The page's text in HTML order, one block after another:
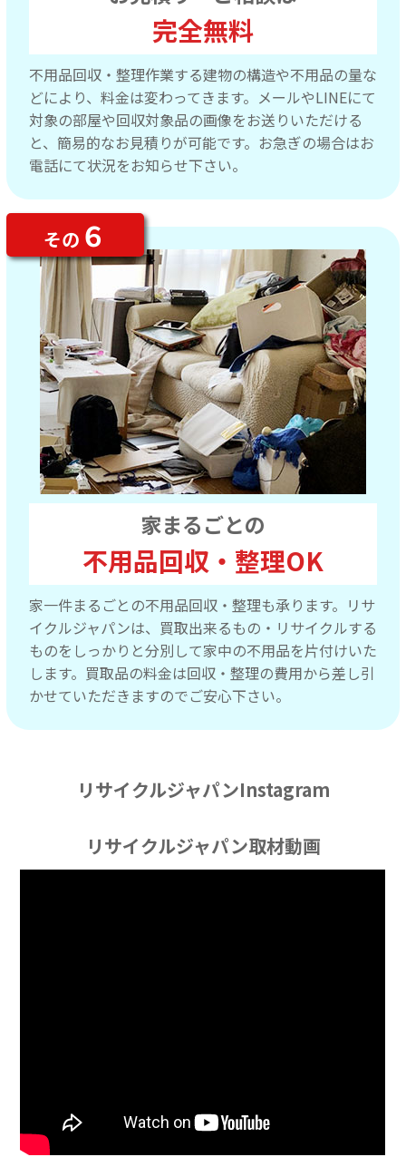
完全無料
不用品回収・整理作業する建物の構造や不用品の量な
どにより、料金は変わってきます。メールやLINEにて
対象の部屋や回収対象品の画像をお送りいただける
と、簡易的なお見積りが可能です。お急ぎの場合はお
電話にて状況をお知らせ下さい。
家まるごとの
不用品回収・整理OK
家一件まるごとの不用品回収・整理も承ります。リサ
イクルジャパンは、買取出来るもの・リサイクルする
ものをしっかりと分別して家中の不用品を片付けいた
します。買取品の料金は回収・整理の費用から差し引
かせていただきますのでご安心下さい。
その ６
リサイクルジャパンInstagram
リサイクルジャパン取材動画